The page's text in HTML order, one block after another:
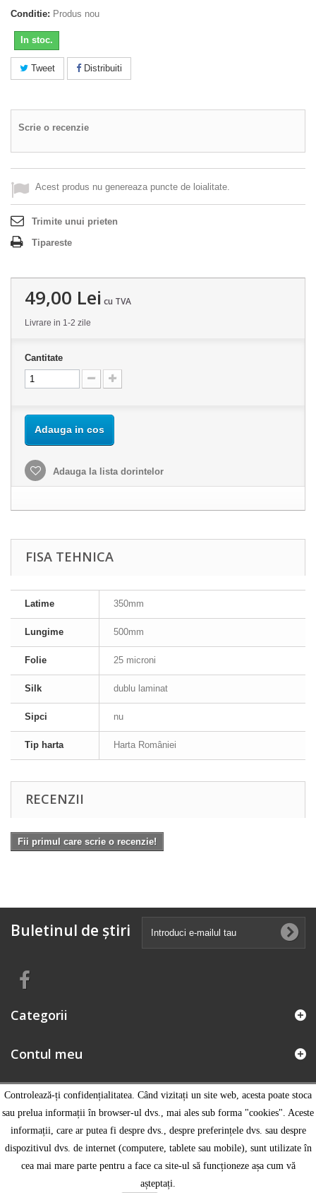
Controlează-ți confidențialitatea. Când vizitați un site web, acesta poate stoca
sau prelua informații în browser-ul dvs., mai ales sub forma "cookies". Aceste
informații, care ar putea fi despre dvs., despre preferințele dvs. sau despre
dispozitivul dvs. de internet (computere, tablete sau mobile), sunt utilizate în
cea mai mare parte pentru a face ca site-ul să funcționeze așa cum vă
așteptați.
Conditie: Produs nou
In stoc.
Tweet Distribuiti
Scrie o recenzie
Acest produs nu genereaza puncte de loialitate.
Trimite unui prieten
Tipareste
49,00 Lei cu TVA
Livrare in 1-2 zile
Cantitate
Adauga in cos
Adauga la lista dorintelor
FISA TEHNICA
Latime 350mm
Lungime 500mm
Folie 25 microni
Silk dublu laminat
Sipci nu
Tip harta Harta României
RECENZII
Fii primul care scrie o recenzie!
Buletinul de știri
Categorii
Contul meu
Informatii magazin